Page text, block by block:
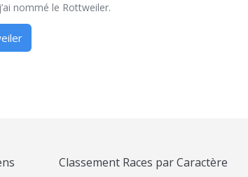
nommé le Rottweiler.
Classement Races par Caractère